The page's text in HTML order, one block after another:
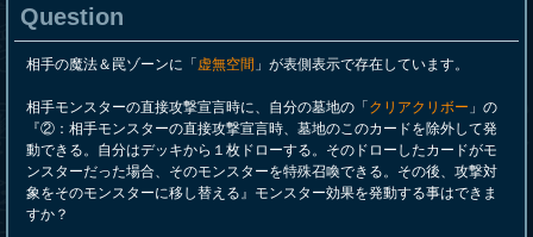
Question
相手の魔法＆罠ゾーンに「 虚無空間 」が表側表示で存在しています。
相手モンスターの直接攻撃宣言時に、自分の墓地の「 クリアクリボー 」の
『②：相手モンスターの直接攻撃宣言時、墓地のこのカードを除外して発
動できる。自分はデッキから１枚ドローする。そのドローしたカードがモ
ンスターだった場合、そのモンスターを特殊召喚できる。その後、攻撃対
象をそのモンスターに移し替える』モンスター効果を発動する事はできま
すか？